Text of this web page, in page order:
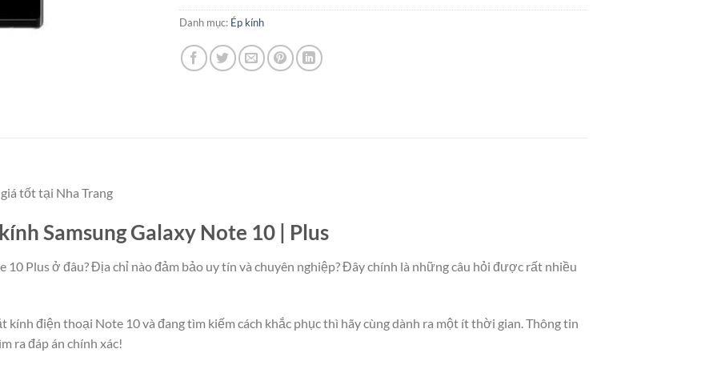
Danh mục: Ép kính
tốt tại Nha Trang
Samsung Galaxy Note 10 | Plus
10 Plus ở đâu? Địa chỉ nào đảm bảo uy tín và chuyên nghiệp? Đây chính là những câu hỏi được rất nhiều
kính điện thoại Note 10 và đang tìm kiếm cách khắc phục thì hãy cùng dành ra một ít thời gian. Thông tin
ra đáp án chính xác!